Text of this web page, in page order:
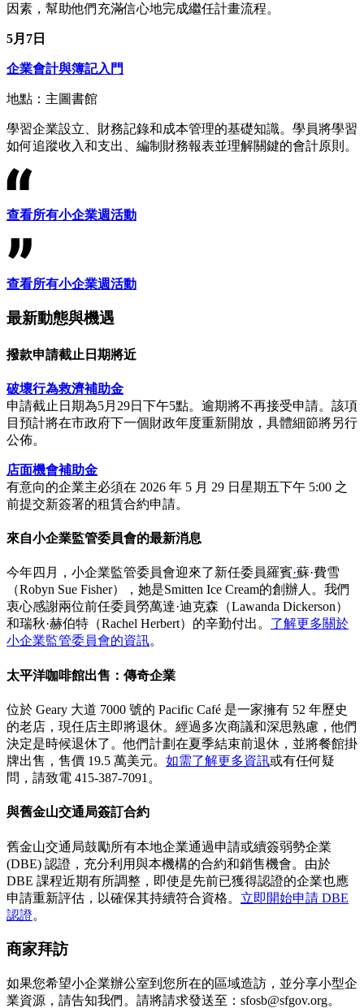
因素，幫助他們充滿信心地完成繼任計畫流程。
5月7日
企業會計與簿記入門
地點：主圖書館
學習企業設立、財務記錄和成本管理的基礎知識。學員將學習
如何追蹤收入和支出、編制財務報表並理解關鍵的會計原則。
查看所有小企業週活動
查看所有小企業週活動
最新動態與機遇
撥款申請截止日期將近
破壞行為救濟補助金
申請截止日期為5月29日下午5點。逾期將不再接受申請。該項
目預計將在市政府下一個財政年度重新開放，具體細節將另行
公佈。
店面機會補助金
有意向的企業主必須在 2026 年 5 月 29 日星期五下午 5:00 之
前提交新簽署的租賃合約申請。
來自小企業監管委員會的最新消息
今年四月，小企業監管委員會迎來了新任委員羅賓·蘇·費雪
（Robyn Sue Fisher），她是Smitten Ice Cream的創辦人。我們
衷心感謝兩位前任委員勞萬達·迪克森（Lawanda Dickerson）
和瑞秋·赫伯特（Rachel Herbert）的辛勤付出。 了解更多關於
小企業監管委員會的資訊。
太平洋咖啡館出售：傳奇企業
位於 Geary 大道 7000 號的 Pacific Café 是一家擁有 52 年歷史
的老店，現任店主即將退休。經過多次商議和深思熟慮，他們
決定是時候退休了。他們計劃在夏季結束前退休，並將餐館掛
牌出售，售價 19.5 萬美元。 如需了解更多資訊或有任何疑
問，請致電 415-387-7091。
與舊金山交通局簽訂合約
舊金山交通局鼓勵所有本地企業通過申請或續簽弱勢企業
(DBE) 認證，充分利用與本機構的合約和銷售機會。由於
DBE 課程近期有所調整，即使是先前已獲得認證的企業也應
申請重新評估，以確保其持續符合資格。 立即開始申請 DBE
認證。
商家拜訪
如果您希望小企業辦公室到您所在的區域造訪，並分享小型企
業資源，請告知我們。請將請求發送至：sfosb@sfgov.org。